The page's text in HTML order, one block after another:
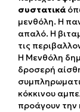
συστατικά
μενθόλη. Η
απαλό. Η
τις
Η Μενθόλη
δροσερή
κόκκινου
προάγουν την